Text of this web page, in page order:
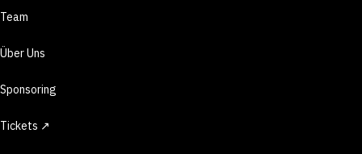
Team
Über Uns
Sponsoring
Tickets ↗